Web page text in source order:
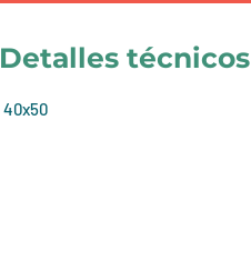
Detalles técnicos
40x50